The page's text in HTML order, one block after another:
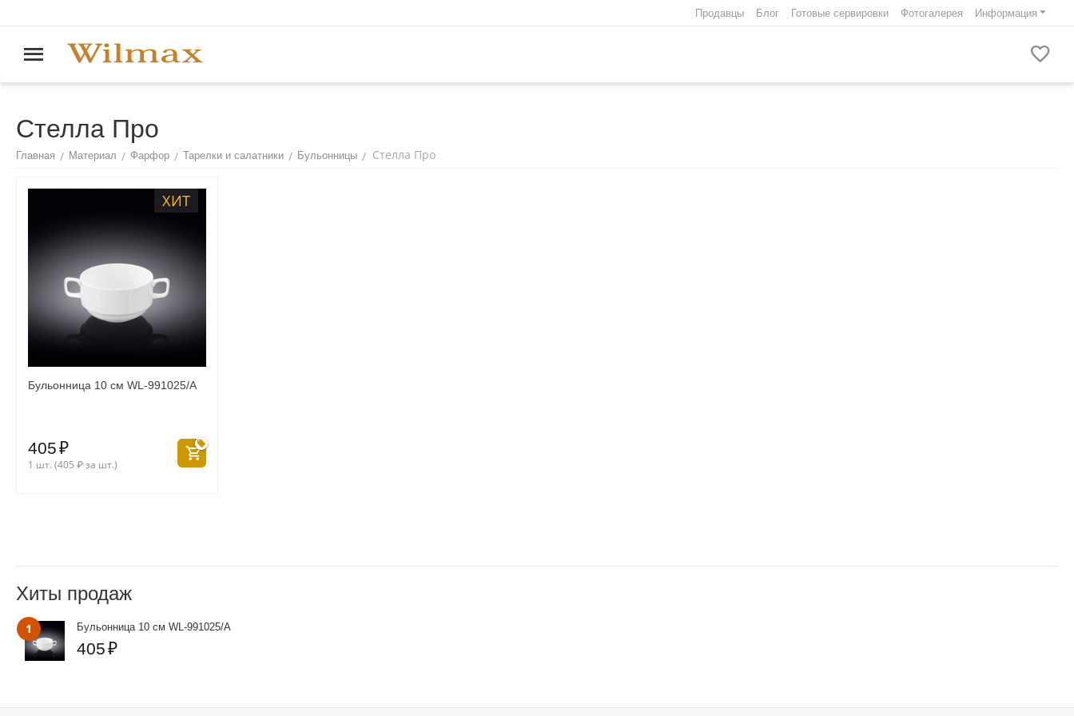
Продавцы Блог Готовые сервировки Фотогалерея Информация
Стелла Про
Главная / Материал / Фарфор / Тарелки и салатники / Бульонницы / Стелла Про
ХИТ
Бульонница 10 см WL‑991025/A
405₽
1 шт. (405 ₽за шт.)
Хиты продаж
1 Бульонница 10 см WL‑991025/A
405₽